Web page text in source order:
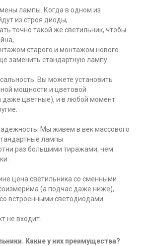
лампы. Когда в одном из
из строя диоды,
точно такой же светильник, чтобы
старого и монтажом нового.
заменить стандартную лампу.
Вы можете установить
мощности и цветовой
даже цветные), и в любой момент
Мы живем в век массового
лампы
раз большими тиражами, чем
цена светильника со сменными
(а подчас даже ниже),
встроенными светодиодами.
не входит.
Какие у них преимущества?